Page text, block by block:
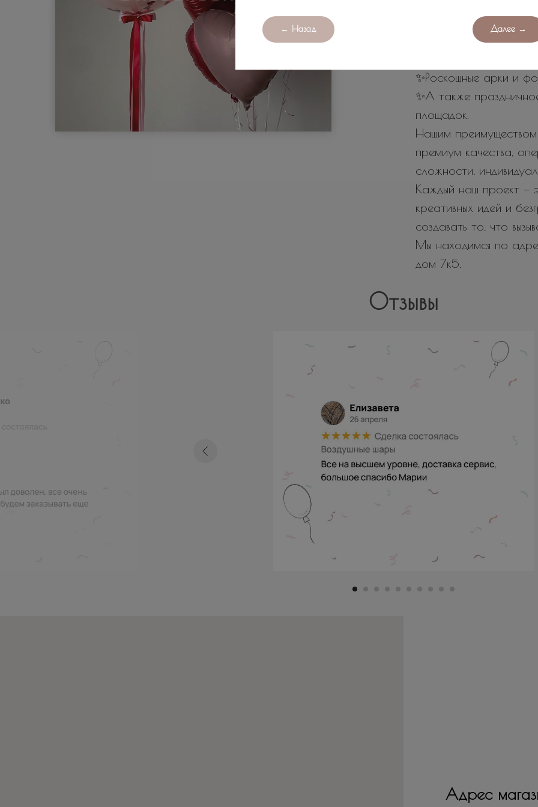
← Назад Далее →
У нас вы найдете:
✨Огромное
✨Роскошные арки и
✨А также
площадок.
Нашим преимуществом
премиум качества,
сложности,
Каждый наш проект —
креативных идей и
создавать то, что
Мы находимся по
дом 7к5.
Отзывы
Адрес